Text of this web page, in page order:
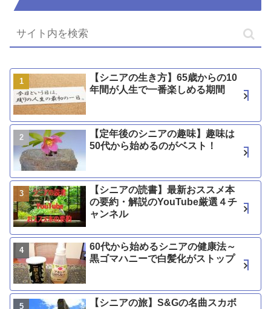
【シニアの生き方】65歳からの10
年間が人生で一番楽しめる期間
【定年後のシニアの趣味】趣味は
50代から始めるのがベスト！
【シニアの読書】最新おススメ本
の要約・解説のYouTube厳選４チ
ャンネル
60代から始めるシニアの健康法～
黒ゴマハニーで白髪化がストップ
【シニアの旅】S&Gの名曲スカボ